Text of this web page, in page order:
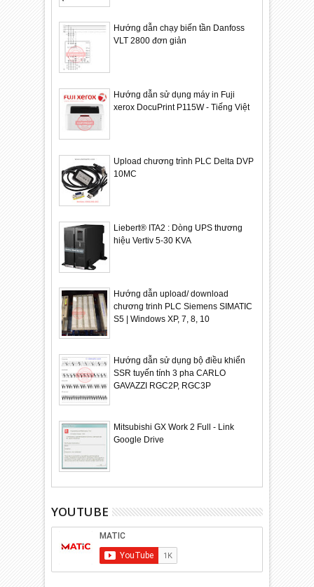
Hướng dẫn chạy biến tần Danfoss
VLT 2800 đơn giản
Hướng dẫn sử dụng máy in Fuji
xerox DocuPrint P115W - Tiếng Việt
Upload chương trình PLC Delta DVP
10MC
Liebert® ITA2 : Dòng UPS thương
hiệu Vertiv 5-30 KVA
Hướng dẫn upload/ download
chương trinh PLC Siemens SIMATIC
S5 | Windows XP, 7, 8, 10
Hướng dẫn sử dụng bộ điều khiển
SSR tuyến tính 3 pha CARLO
GAVAZZI RGC2P, RGC3P
Mitsubishi GX Work 2 Full - Link
Google Drive
YOUTUBE